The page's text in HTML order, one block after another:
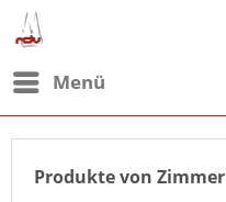
Menü
Produkte von Zimmer